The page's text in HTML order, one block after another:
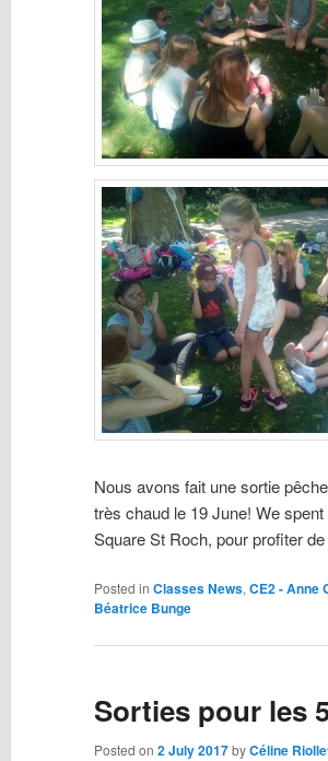
Nous avons fait une sortie
très chaud le 19 June! We
Square St Roch, pour profiter
Posted in Classes News, CE2 - Anne
Béatrice Bunge
Sorties pour les
Posted on 2 July 2017byCéline